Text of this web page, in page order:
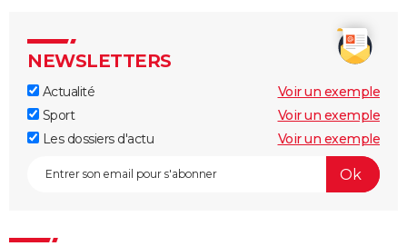
NEWSLETTERS
Actualité
Voir un exemple
Sport
Voir un exemple
Les dossiers d'actu
Voir un exemple